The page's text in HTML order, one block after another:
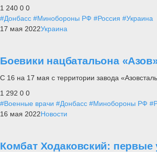
1 240 0 0
#Донбасс #Минобороны РФ #Россия #Украина
17 мая 2022Украина
Боевики нацбатальона
С 16 на 17 мая с территории завода
1 292 0 0
#Военные врачи #Донбасс #Минобороны РФ
16 мая 2022Новости
Комбат Ходаковский: первые